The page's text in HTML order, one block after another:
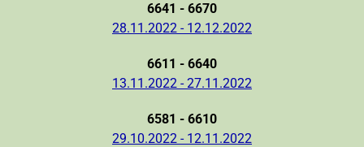
6641 - 6670
28.11.2022 - 12.12.2022
6611 - 6640
13.11.2022 - 27.11.2022
6581 - 6610
29.10.2022 - 12.11.2022